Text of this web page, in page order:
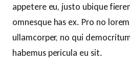
appetere eu, justo ubique
omnesque has ex. Pro no
ullamcorper, no qui
habemus pericula eu sit.